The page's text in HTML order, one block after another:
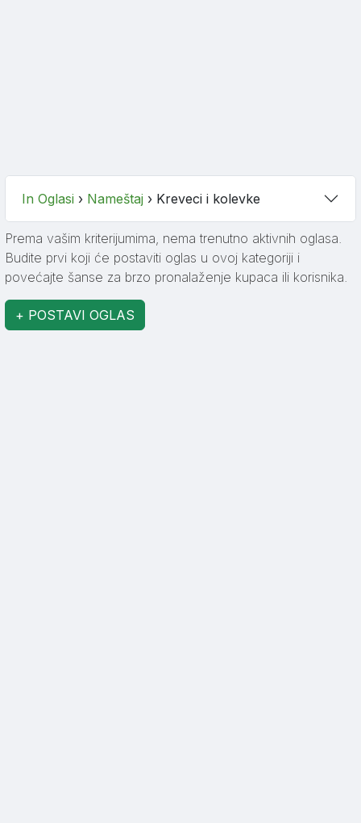
In Oglasi › Nameštaj › Kreveci i kolevke
Prema vašim kriterijumima, nema trenutno aktivnih oglasa.
Budite prvi koji će postaviti oglas u ovoj kategoriji i
povećajte šanse za brzo pronalaženje kupaca ili korisnika.
+ POSTAVI OGLAS